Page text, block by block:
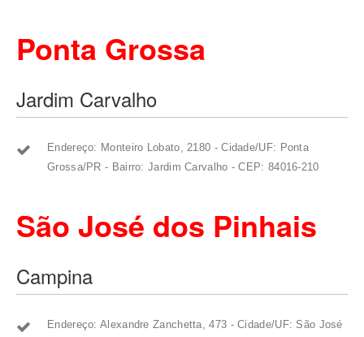
Ponta Grossa
Jardim Carvalho
Endereço: Monteiro Lobato, 2180 - Cidade/UF: Ponta
Grossa/PR - Bairro: Jardim Carvalho - CEP: 84016-210
São José dos Pinhais
Campina
Endereço: Alexandre Zanchetta, 473 - Cidade/UF: São José